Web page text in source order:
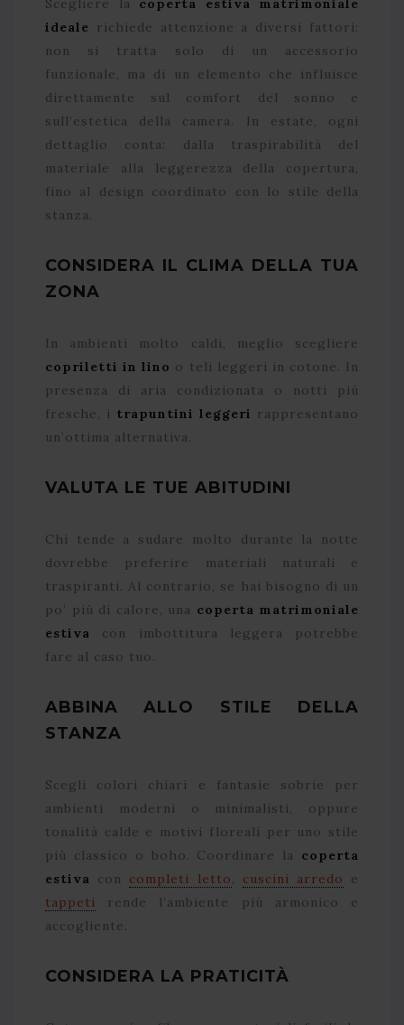
Scegliere la coperta estiva matrimoniale
ideale richiede attenzione a diversi fattori:
non si tratta solo di un accessorio
funzionale, ma di un elemento che influisce
direttamente sul comfort del sonno e
sull’estetica della camera. In estate, ogni
dettaglio conta: dalla traspirabilità del
materiale alla leggerezza della copertura,
fino al design coordinato con lo stile della
stanza.
CONSIDERA IL CLIMA DELLA TUA
ZONA
In ambienti molto caldi, meglio scegliere
copriletti in lino o teli leggeri in cotone. In
presenza di aria condizionata o notti più
fresche, i trapuntini leggeri rappresentano
un’ottima alternativa.
VALUTA LE TUE ABITUDINI
Chi tende a sudare molto durante la notte
dovrebbe preferire materiali naturali e
traspiranti. Al contrario, se hai bisogno di un
po’ più di calore, una coperta matrimoniale
estiva con imbottitura leggera potrebbe
fare al caso tuo.
ABBINA ALLO STILE DELLA
STANZA
Scegli colori chiari e fantasie sobrie per
ambienti moderni o minimalisti, oppure
tonalità calde e motivi floreali per uno stile
più classico o boho. Coordinare la coperta
estiva con completi letto, cuscini arredo
e
tappeti rende l’ambiente più armonico e
accogliente.
CONSIDERA LA PRATICITÀ